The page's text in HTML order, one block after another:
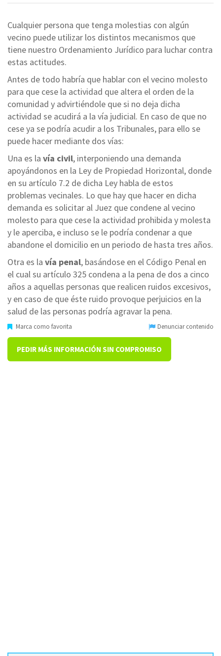
Cualquier persona que tenga molestias con algún
vecino puede utilizar los distintos mecanismos que
tiene nuestro Ordenamiento Jurídico para luchar contra
estas actitudes.
Antes de todo habría que hablar con el vecino molesto
para que cese la actividad que altera el orden de la
comunidad y advirtiéndole que si no deja dicha
actividad se acudirá a la vía judicial. En caso de que no
cese ya se podría acudir a los Tribunales, para ello se
puede hacer mediante dos vías:
Una es la vía civil, interponiendo una demanda
apoyándonos en la Ley de Propiedad Horizontal, donde
en su artículo 7.2 de dicha Ley habla de estos
problemas vecinales. Lo que hay que hacer en dicha
demanda es solicitar al Juez que condene al vecino
molesto para que cese la actividad prohibida y molesta
y le aperciba, e incluso se le podría condenar a que
abandone el domicilio en un periodo de hasta tres años.
Otra es la vía penal, basándose en el Código Penal en
el cual su artículo 325 condena a la pena de dos a cinco
años a aquellas personas que realicen ruidos excesivos,
y en caso de que éste ruido provoque perjuicios en la
salud de las personas podría agravar la pena.
Marca como favorita Denunciar contenido
PEDIR MÁS INFORMACIÓN SIN COMPROMISO